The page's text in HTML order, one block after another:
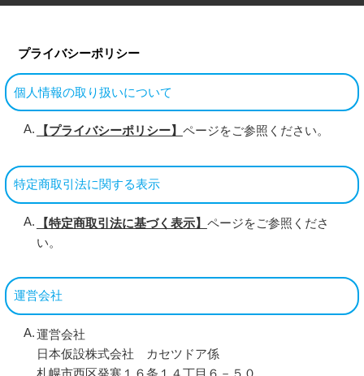
プライバシーポリシー
個人情報の取り扱いについて
【プライバシーポリシー】 ページをご参照ください。
特定商取引法に関する表示
【特定商取引法に基づく表示】 ページをご参照くださ
い。
運営会社
運営会社
日本仮設株式会社 カセツドア係
札幌市西区発寒１６条１４丁目６－５０